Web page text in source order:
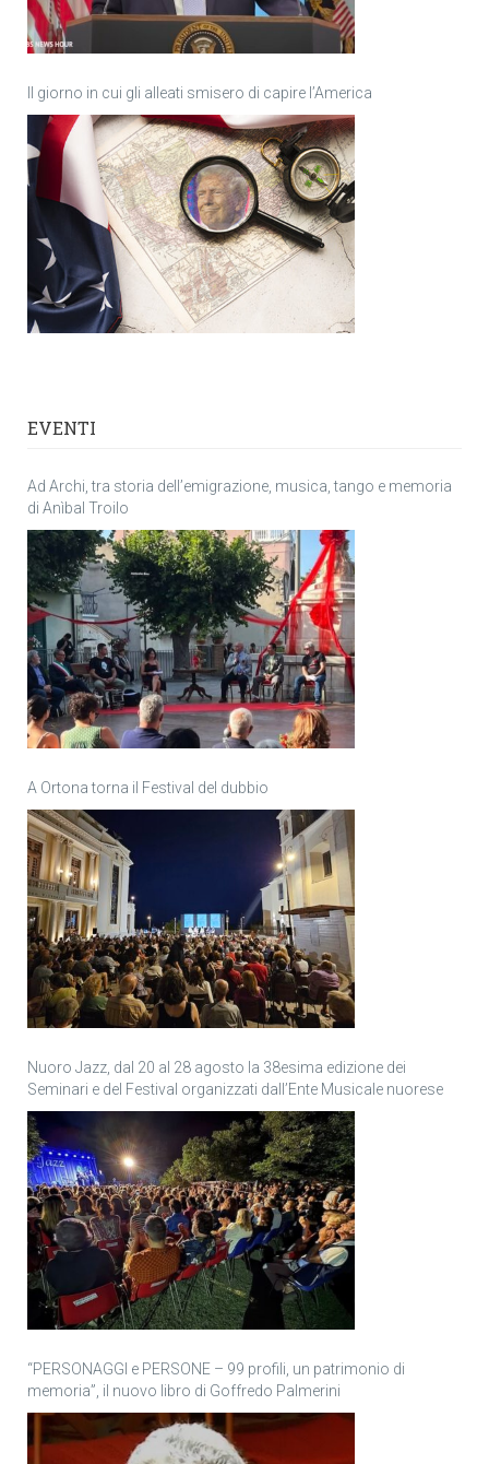
Il giorno in cui gli alleati smisero di capire l’America
EVENTI
Ad Archi, tra storia dell’emigrazione, musica, tango e memoria
di Anìbal Troilo
A Ortona torna il Festival del dubbio
Nuoro Jazz, dal 20 al 28 agosto la 38esima edizione dei
Seminari e del Festival organizzati dall’Ente Musicale nuorese
“PERSONAGGI e PERSONE – 99 profili, un patrimonio di
memoria”, il nuovo libro di Goffredo Palmerini